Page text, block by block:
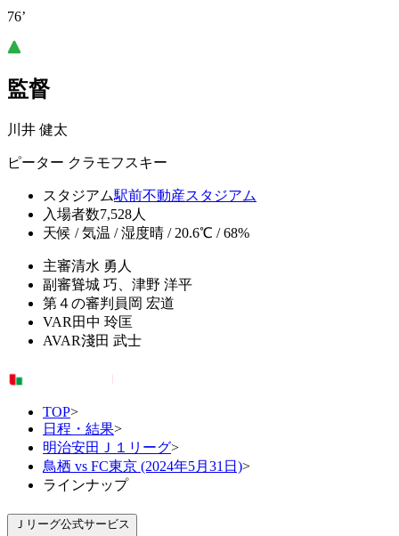
76’
監督
川井 健太
ピーター クラモフスキー
スタジアム駅前不動産スタジアム
入場者数7,528人
天候 / 気温 / 湿度晴 / 20.6℃ / 68%
主審清水 勇人
副審聳城 巧、津野 洋平
第４の審判員 岡 宏道
VAR 田中 玲匡
AVAR淺田 武士
TOP>
日程・結果>
明治安田Ｊ１リーグ>
鳥栖 vs FC東京 (2024年5月31日)>
ラインナップ
Ｊリーグ公式サービス